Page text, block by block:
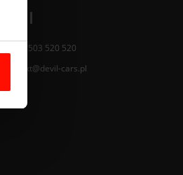
+48 503 520 520
kontakt@devil-cars.pl